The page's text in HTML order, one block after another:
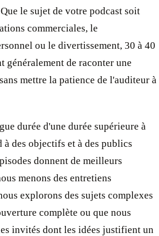
le sujet de votre podcast soit
commerciales, le
ou le divertissement, 30 à 40
généralement de raconter une
mettre la patience de l'auditeur à
durée d'une durée supérieure à
à des objectifs et à des publics
donnent de meilleurs
menons des entretiens
explorons des sujets complexes
complète ou que nous
invités dont les idées justifient un